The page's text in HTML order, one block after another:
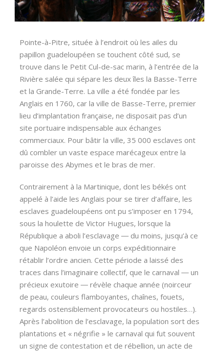
Pointe-à-Pitre, située à l’endroit où les ailes du
papillon guadeloupéen se touchent côté sud, se
trouve dans le Petit Cul-de-sac marin, à l’entrée de la
Rivière salée qui sépare les deux îles la Basse-Terre
et la Grande-Terre. La ville a été fondée par les
Anglais en 1760, car la ville de Basse-Terre, premier
lieu d’implantation française, ne disposait pas d’un
site portuaire indispensable aux échanges
commerciaux. Pour bâtir la ville, 35 000 esclaves ont
dû combler un vaste espace marécageux entre la
paroisse des Abymes et le bras de mer.
Contrairement à la Martinique, dont les békés ont
appelé à l’aide les Anglais pour se tirer d’affaire, les
esclaves guadeloupéens ont pu s’imposer en 1794,
sous la houlette de Victor Hugues, lorsque la
République a aboli l’esclavage ― du moins, jusqu’à ce
que Napoléon envoie un corps expéditionnaire
rétablir l’ordre ancien. Cette période a laissé des
traces dans l’imaginaire collectif, que le carnaval ― un
précieux exutoire ― révèle chaque année (noirceur
de peau, couleurs flamboyantes, chaînes, fouets,
regards ostensiblement provocateurs ou hostiles…).
Après l’abolition de l’esclavage, la population sort des
plantations et « négrifie » le carnaval qui fut souvent
un signe de contestation et de rébellion, un acte de